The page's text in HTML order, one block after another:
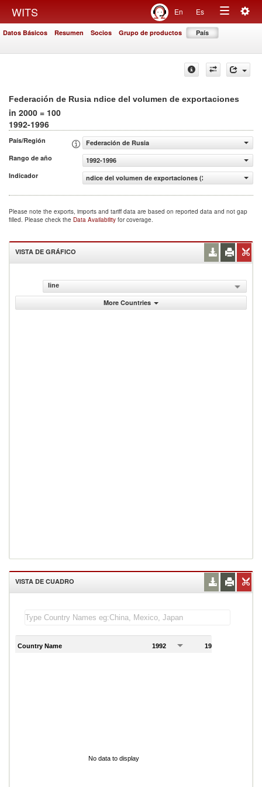
WITS En Es
Toggle
Datos Básicos Resumen Socios Grupo de productos País
Federación de Rusia ndice del volumen de exportaciones
in 2000 = 100
1992-1996
País/Región
Federación de Rusia
Rango de año
1992-1996
Indicador
ndice del volumen de exportaciones (2000 = 100)
Please note the exports, imports and tariff data are based on reported data and not gap
filled. Please check the Data Availability for coverage.
VISTA DE GRÁFICO
line
More Countries
VISTA DE CUADRO
Country Name 1992 1993
No data to display